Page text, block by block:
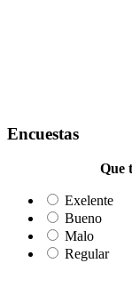
Encuestas
Que
Exelente
Bueno
Malo
Regular